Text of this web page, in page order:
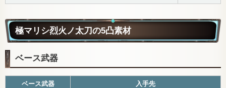
極マリシ烈火ノ太刀の5凸素材
ベース武器
ベース武器 入手先